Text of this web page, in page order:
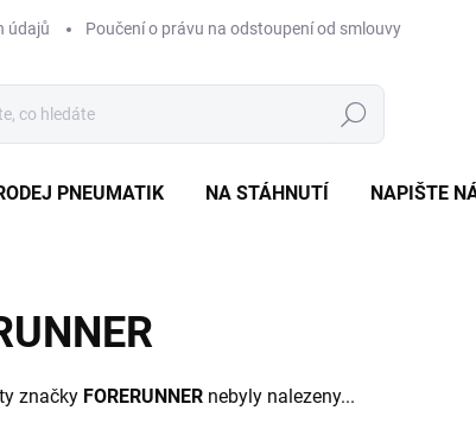
údajů Poučení o právu na odstoupení od smlouvy
Hledat
PNEUMATIK NA STÁHNUTÍ NAPIŠTE
značky FORERUNNER nebyly nalezeny...